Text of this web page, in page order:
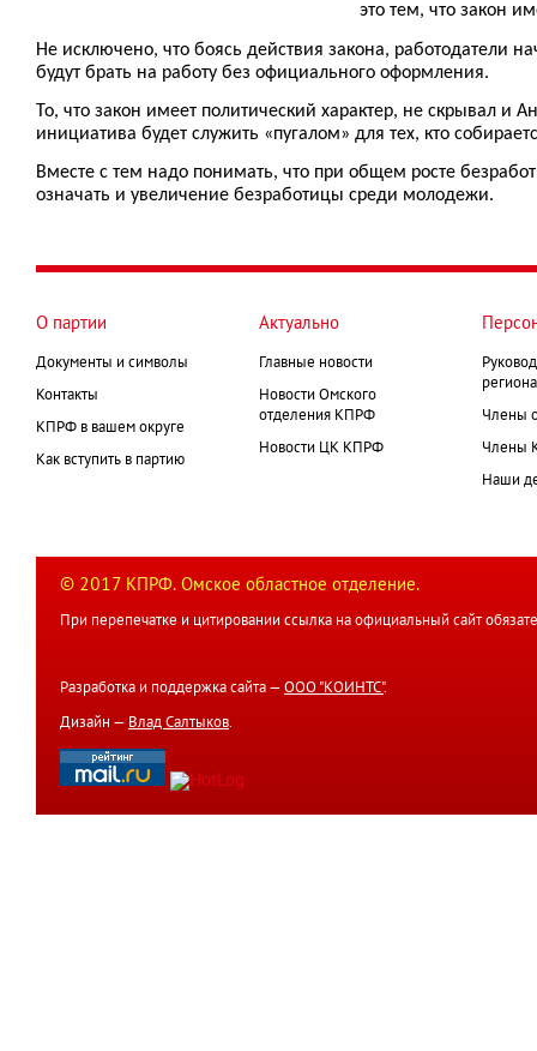
это тем, что закон
Не исключено, что боясь действия закона, работодатели
будут брать на работу без официального оформления.
То, что закон имеет политический характер, не скрывал и
инициатива будет служить «пугалом» для тех, кто
Вместе с тем надо понимать, что при общем росте
означать и увеличение безработицы среди молодежи.
О партии
Документы и символы
Контакты
КПРФ в вашем округе
Как вступить в партию
Актуально
Главные новости
Новости Омского
отделения КПРФ
Новости ЦК КПРФ
Члены
Члены
Наши
© 2017 КПРФ. Омское областное отделение.
При перепечатке и цитировании ссылка на официальный сайт
Разработка и поддержка сайта — ООО "КОИНТС".
Дизайн — Влад Салтыков.